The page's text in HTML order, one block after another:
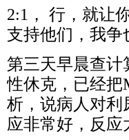
2:1， 行，就让
支持他们，我争
第三天早晨查计
性休克，已经把
析，说病人对利
应非常好，反